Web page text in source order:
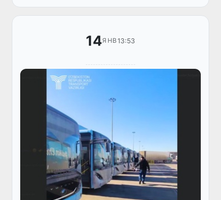
қурамына өткерилиўи нәзерде тутылмақта...
14ЯНВ13:53